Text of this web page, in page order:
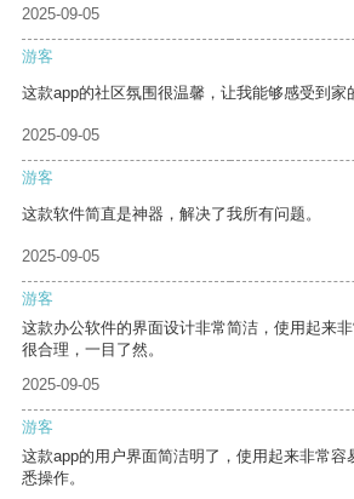
2025-09-05
游客
这款app的社区氛围很温馨，让我能够感受到家
2025-09-05
游客
这款软件简直是神器，解决了我所有问题。
2025-09-05
游客
这款办公软件的界面设计非常简洁，使用起来
很合理，一目了然。
2025-09-05
游客
这款app的用户界面简洁明了，使用起来非常容
悉操作。